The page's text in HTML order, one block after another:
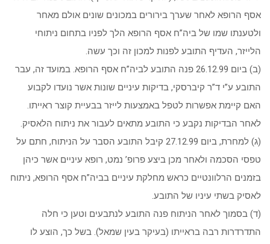
אסף הרופא לאחר שערך בירורים במכונים שונים אולם מאחר
ולטענתו שמו של ביה”ח אסף הרופא הלך לפניו בתחום ניתוחי
הלייזר, העדיף התובע לפנות למכון זה וכך עשה.
(ב) ביום 26.12.99 פנה התובע לביה”ח אסף הרופא. במועד זה, עבר
התובע ע”י ד”ר קיברסקי, בדיקות עיניים שונות אשר נועדו לקבוע
האם קיימת אפשרות לטפל באמצעות לייזר בבעיית קוצר ראייתו.
לאחר הבדיקות נקבע כי התובע מתאים לעבור את ניתוח הלאסיק.
(ג) למחרת, ביום 27.12.99 קיבל התובע הסבר על הניתוח, חתם על
טפסי הסכמה ולאחר מכן ביצע פרופ’ נמט, רופא עיניים אשר כיהן
בזמנים הרלוונטיים כראש מחלקת עיניים בביה”ח אסף הרופא, ניתוח
לאסיק בשתי עיניו של התובע.
(ד) בסמוך לאחר הניתוח פנה התובע לנתבעים וטען כי חלה
התדרדרות רבה בראייתו (בעיקר בעין שמאל). בשל כך, הוצע לו